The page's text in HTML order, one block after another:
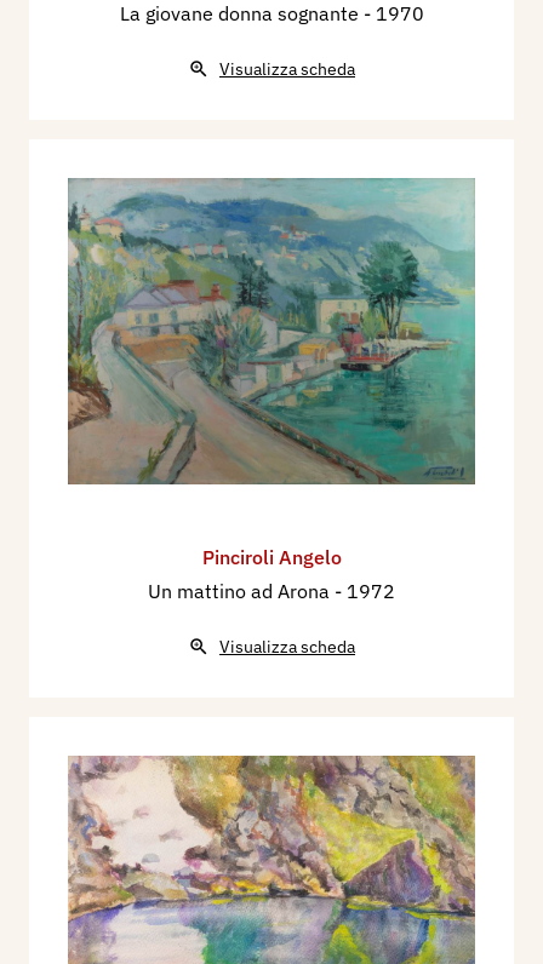
La giovane donna sognante - 1970
Visualizza scheda
Pinciroli Angelo
Un mattino ad Arona - 1972
Visualizza scheda